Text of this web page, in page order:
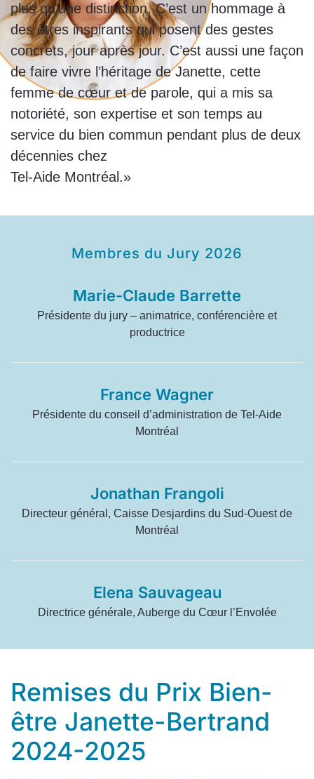
plus qu’une distinction. C’est un hommage à
des êtres inspirants qui posent des gestes
concrets, jour après jour. C’est aussi une façon
de faire vivre l’héritage de Janette, cette
femme de cœur et de parole, qui a mis sa
notoriété, son expertise et son temps au
service du bien commun pendant plus de deux
décennies chez
Tel-Aide Montréal.»
Membres du Jury 2026
Marie-Claude Barrette
Présidente du jury – animatrice, conférencière et
productrice
France Wagner
Présidente du conseil d’administration de Tel-Aide
Montréal
Jonathan Frangoli
Directeur général, Caisse Desjardins du Sud-Ouest de
Montréal
Elena Sauvageau
Directrice générale, Auberge du Cœur l’Envolée
Remises du Prix Bien-
être Janette-Bertrand
2024-2025